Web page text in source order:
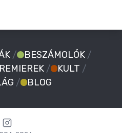
/ BESZÁMOLÓK /
/ KULT /
/ BLOG